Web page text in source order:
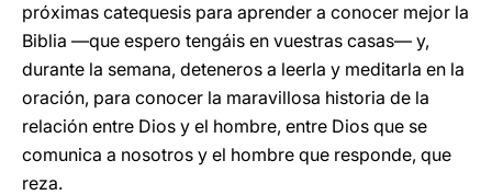
próximas catequesis para aprender a conocer mejor la
Biblia —que espero tengáis en vuestras casas— y,
durante la semana, deteneros a leerla y meditarla en la
oración, para conocer la maravillosa historia de la
relación entre Dios y el hombre, entre Dios que se
comunica a nosotros y el hombre que responde, que
reza.